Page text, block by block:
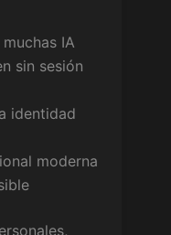
IA
sin sesión
identidad
moderna